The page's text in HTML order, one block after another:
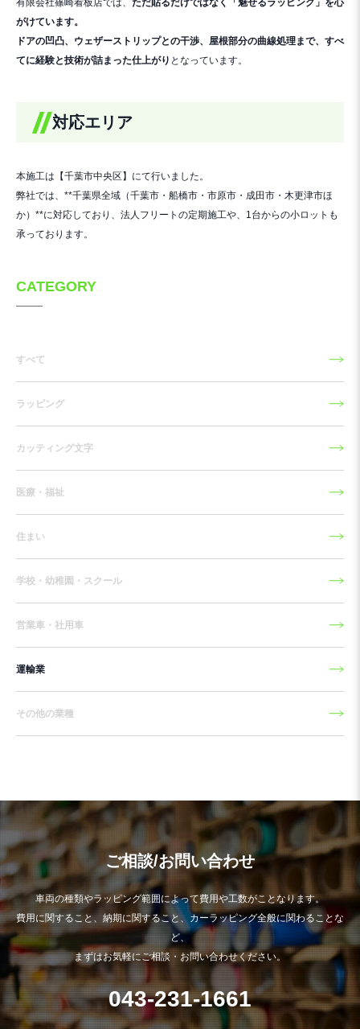
CATEGORY
すべて
ラッピング
カッティング文字
医療・福祉
住まい
学校・幼稚園・スクール
営業車・社用車
運輸業
その他の業種
有限会社篠崎看板店では、 ただ貼るだけではなく「魅せるラッピング」を心
がけています。
ドアの凹凸、ウェザーストリップとの干渉、屋根部分の曲線処理まで、すべ
てに経験と技術が詰まった仕上がり となっています。
対応エリア
本施工は【千葉市中央区】にて行いました。
弊社では、**千葉県全域（千葉市・船橋市・市原市・成田市・木更津市ほ
か）**に対応しており、法人フリートの定期施工や、1台からの小ロットも
承っております。
ご相談/お問い合わせ
車両の種類やラッピング範囲によって費用や工数がことなります。
費用に関すること、納期に関すること、カーラッピング全般に関わることな
ど、
まずはお気軽にご相談・お問い合わせください。
043-231-1661